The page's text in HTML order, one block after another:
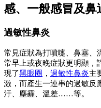
感、一般感冒及鼻
過敏性鼻炎
常見症狀為打噴嚏、鼻塞、
常早上或夜晚症狀更明顯，
現了黑眼圈 ， 過敏性鼻炎主
激，而產生一連串的過敏反
汙、塵霾、溫差……等。